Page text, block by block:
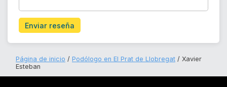
Enviar reseña
Página de inicio Podólogo en El Prat de Llobregat
Xavier
Esteban